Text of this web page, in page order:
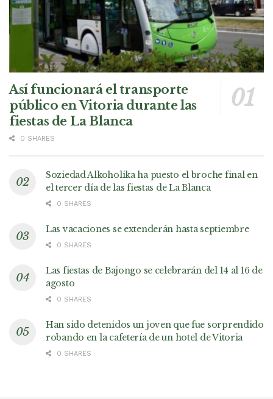
Así funcionará el transporte
público en Vitoria durante las
fiestas de La Blanca
0 SHARES
Soziedad Alkoholika ha puesto el broche final en
el tercer día de las fiestas de La Blanca
0 SHARES
Las vacaciones se extenderán hasta septiembre
0 SHARES
Las fiestas de Bajongo se celebrarán del 14 al 16 de
agosto
0 SHARES
Han sido detenidos un joven que fue sorprendido
robando en la cafetería de un hotel de Vitoria
0 SHARES